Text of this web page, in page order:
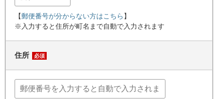
【郵便番号が分からない方はこちら 】
※入力すると住所が町名まで自動で入力されます
住所 必須